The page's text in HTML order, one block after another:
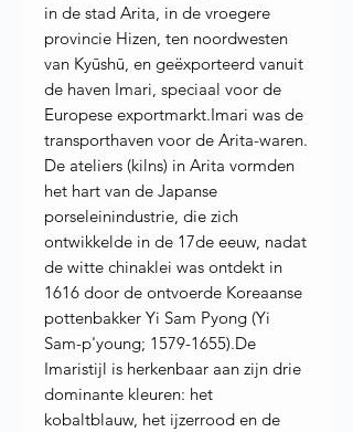
in de stad Arita, in de vroegere
provincie Hizen, ten noordwesten
van Kyūshū, en geëxporteerd vanuit
de haven Imari, speciaal voor de
Europese exportmarkt.Imari was de
transporthaven voor de Arita-waren.
De ateliers (kilns) in Arita vormden
het hart van de Japanse
porseleinindustrie, die zich
ontwikkelde in de 17de eeuw, nadat
de witte chinaklei was ontdekt in
1616 door de ontvoerde Koreaanse
pottenbakker Yi Sam Pyong (Yi
Sam-p'young; 1579-1655).De
Imaristijl is herkenbaar aan zijn drie
dominante kleuren: het
kobaltblauw, het ijzerrood en de